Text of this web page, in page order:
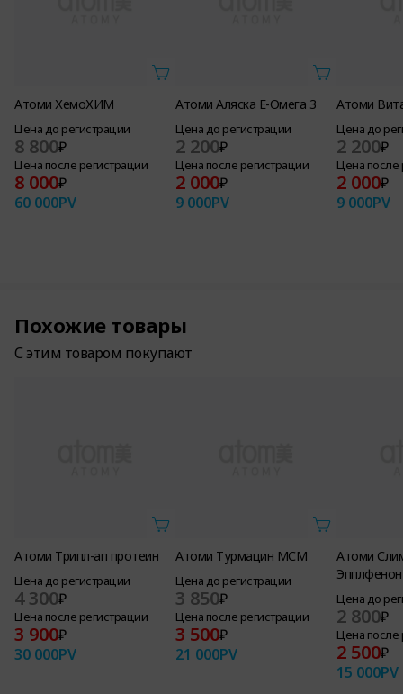
Атоми ХемоХИМ
Цена до регистрации
8 800₽
Цена после регистрации
8 000₽
60 000PV
Атоми Аляска Е-Омега 3
Цена до регистрации
2 200₽
Цена после регистрации
2 000₽
9 000PV
Атоми
Цена до
2 200₽
Цена после
2 000₽
9 000PV
Похожие товары
С этим товаром покупают
Атоми Трипл-ап протеин
Цена до регистрации
4 300₽
Цена после регистрации
3 900₽
30 000PV
Атоми Турмацин МСМ
Цена до регистрации
3 850₽
Цена после регистрации
3 500₽
21 000PV
Атоми
Эпплфенон
Цена до
2 800₽
Цена после
2 500₽
15 000PV